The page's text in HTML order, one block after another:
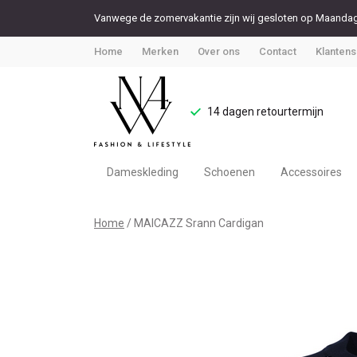
Vanwege de zomervakantie zijn wij gesloten op
Home Merken Over ons Contact
14 dagen retourtermijn
Dameskleding Schoenen Accessoires
MAICAZZ
Home MAICAZZ Srann Cardigan